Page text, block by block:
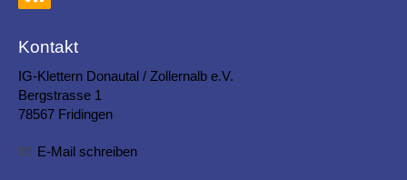
Kontakt
IG-Klettern Donautal / Zollernalb e.V.
Bergstrasse 1
78567 Fridingen
E-Mail schreiben